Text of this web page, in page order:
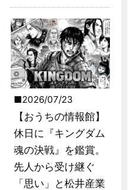
2026/07/23
【おうちの情報館】
休日に『キングダム
魂の決戦』を鑑賞。
先人から受け継ぐ
「思い」と松井産業